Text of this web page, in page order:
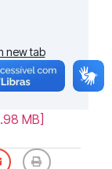
new tab
MB]